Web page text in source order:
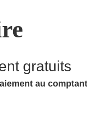
gratuits
au comptant